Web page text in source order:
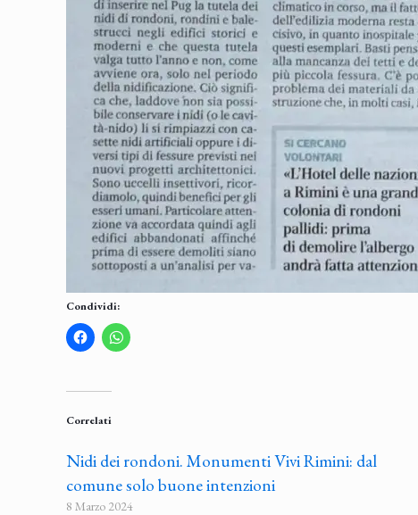
Condividi:
Correlati
Nidi dei rondoni. Monumenti Vivi Rimini: dal
comune solo buone intenzioni
8 Marzo 2024